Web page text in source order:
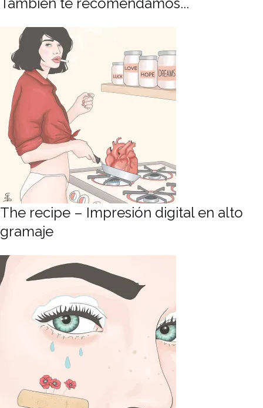
The recipe – Impresión digital en alto
gramaje